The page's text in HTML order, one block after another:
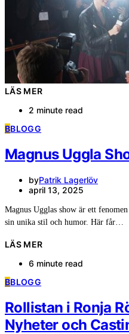
LÄS MER
2 minute read
BBLOGG
Magnus Uggla
byPatrik Lagerlöv
april 13, 2025
Magnus Ugglas show är ett
sin unika stil och humor. Här får…
LÄS MER
6 minute read
BBLOGG
Rollistan i Ronja
Nyheter och